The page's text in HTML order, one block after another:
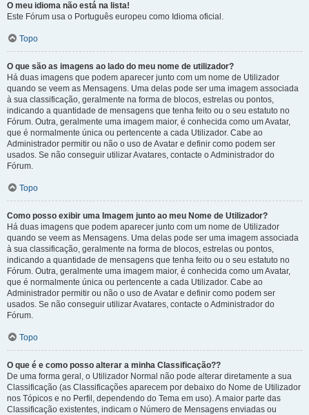
O meu idioma não está na lista!
Este Fórum usa o Português europeu como Idioma oficial.
Topo
O que são as imagens ao lado do meu nome de utilizador?
Há duas imagens que podem aparecer junto com um nome de Utilizador
quando se veem as Mensagens. Uma delas pode ser uma imagem associada
à sua classificação, geralmente na forma de blocos, estrelas ou pontos,
indicando a quantidade de mensagens que tenha feito ou o seu estatuto no
Fórum. Outra, geralmente uma imagem maior, é conhecida como um Avatar,
que é normalmente única ou pertencente a cada Utilizador. Cabe ao
Administrador permitir ou não o uso de Avatar e definir como podem ser
usados. Se não conseguir utilizar Avatares, contacte o Administrador do
Fórum.
Topo
Como posso exibir uma Imagem junto ao meu Nome de Utilizador?
Há duas imagens que podem aparecer junto com um nome de Utilizador
quando se veem as Mensagens. Uma delas pode ser uma imagem associada
à sua classificação, geralmente na forma de blocos, estrelas ou pontos,
indicando a quantidade de mensagens que tenha feito ou o seu estatuto no
Fórum. Outra, geralmente uma imagem maior, é conhecida como um Avatar,
que é normalmente única ou pertencente a cada Utilizador. Cabe ao
Administrador permitir ou não o uso de Avatar e definir como podem ser
usados. Se não conseguir utilizar Avatares, contacte o Administrador do
Fórum.
Topo
O que é e como posso alterar a minha Classificação??
De uma forma geral, o Utilizador Normal não pode alterar diretamente a sua
Classificação (as Classificações aparecem por debaixo do Nome de Utilizador
nos Tópicos e no Perfil, dependendo do Tema em uso). A maior parte das
Classificação existentes, indicam o Número de Mensagens enviadas ou